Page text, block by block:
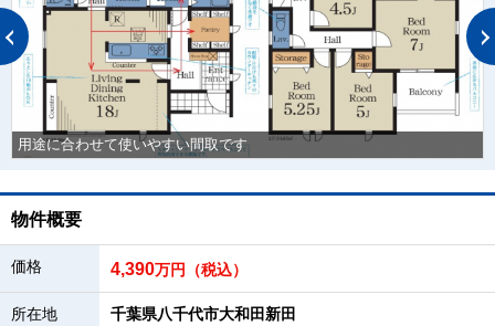
用途に合わせて使いやすい間取です
物件概要
価格 4,390万円（税込）
所在地 千葉県八千代市大和田新田